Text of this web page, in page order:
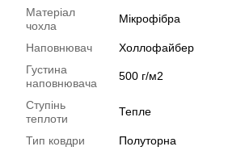
Матеріал
чохла
Мікрофібра
Наповнювач
Холлофайбер
Густина
наповнювача
500 г/м2
Ступінь
теплоти
Тепле
Тип ковдри
Полуторна